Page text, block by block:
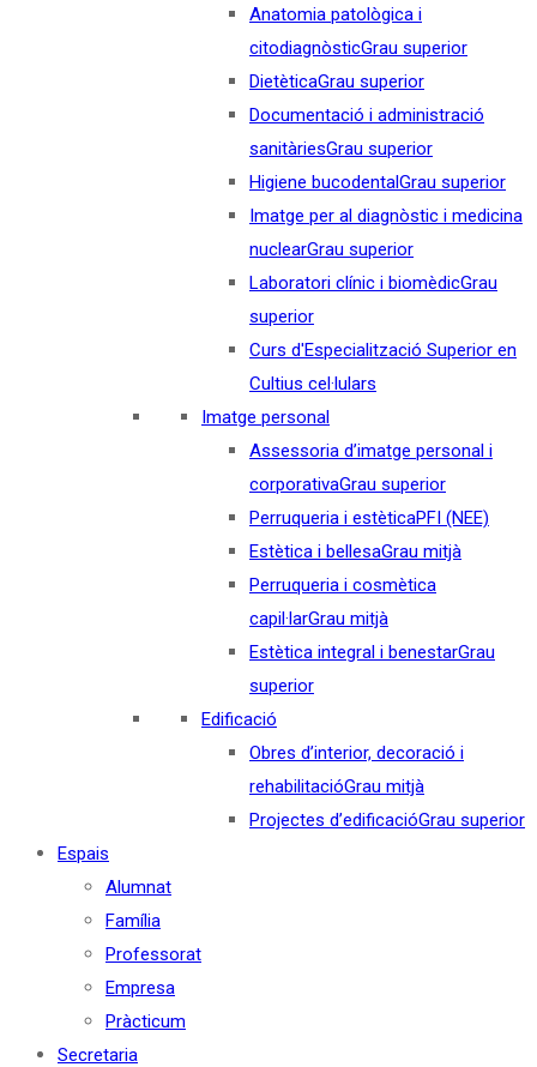
Anatomia patològica i
citodiagnòsticGrau superior
DietèticaGrau superior
Documentació i administració
sanitàriesGrau superior
Higiene bucodentalGrau superior
Imatge per al diagnòstic i medicina
nuclearGrau superior
Laboratori clínic i biomèdicGrau
superior
Curs d'Especialització Superior en
Cultius cel·lulars
Imatge personal
Assessoria d’imatge personal i
corporativaGrau superior
Perruqueria i estèticaPFI (NEE)
Estètica i bellesaGrau mitjà
Perruqueria i cosmètica
capil·larGrau mitjà
Estètica integral i benestarGrau
superior
Edificació
Obres d’interior, decoració i
rehabilitacióGrau mitjà
Projectes d’edificacióGrau superior
Espais
Alumnat
Família
Professorat
Empresa
Pràcticum
Secretaria